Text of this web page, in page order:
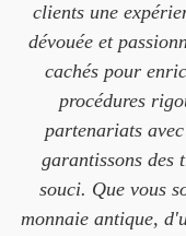
clients une
dévouée et
cachés pour
procédures
partenariats
garantissons des
souci. Que vous
monnaie antique,